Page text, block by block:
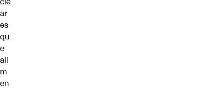
ar
es
qu
e
ali
m
en